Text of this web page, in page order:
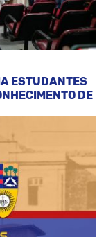
ESTUDANTES
DE